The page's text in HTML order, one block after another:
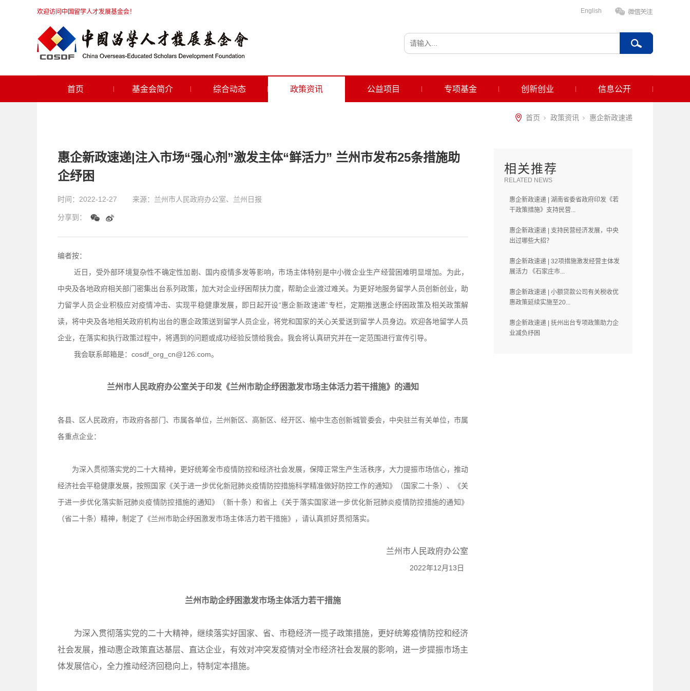
欢迎访问中国留学人才发展基金会！ English
首页 基金会简介 综合动态 政策资讯 公益项目 专项基金 创新创业 信息公开
首页 政策资讯 惠企新政速递
惠企新政速递|注入市场“强心剂”激发主体“鲜活力” 兰州市发布25条措施助
企纾困
时间： 2022-12-27 来源： 兰州市人民政府办公室、兰州日报
分享到：
编者按：
近日，受外部环境复杂性不确定性加剧、国内疫情多发等影响，市场主体特别是中小微企业生产经营困难明显增加。为此，
中央及各地政府相关部门密集出台系列政策，加大对企业纾困帮扶力度，帮助企业渡过难关。为更好地服务留学人员创新创业，助
力留学人员企业积极应对疫情冲击、实现平稳健康发展，即日起开设“惠企新政速递”专栏，定期推送惠企纾困政策及相关政策解
读，将中央及各地相关政府机构出台的惠企政策送到留学人员企业，将党和国家的关心关爱送到留学人员身边。欢迎各地留学人员
企业，在落实和执行政策过程中，将遇到的问题或成功经验反馈给我会。我会将认真研究并在一定范围进行宣传引导。
我会联系邮箱是：cosdf_org_cn@126.com。
兰州市人民政府办公室关于印发《兰州市助企纾困激发市场主体活力若干措施》的通知
各县、区人民政府，市政府各部门、市属各单位，兰州新区、高新区、经开区、榆中生态创新城管委会，中央驻兰有关单位，市属
各重点企业：
为深入贯彻落实党的二十大精神，更好统筹全市疫情防控和经济社会发展，保障正常生产生活秩序，大力提振市场信心，推动
经济社会平稳健康发展，按照国家《关于进一步优化新冠肺炎疫情防控措施科学精准做好防控工作的通知》（国家二十条）、《关
于进一步优化落实新冠肺炎疫情防控措施的通知》（新十条）和省上《关于落实国家进一步优化新冠肺炎疫情防控措施的通知》
（省二十条）精神，制定了《兰州市助企纾困激发市场主体活力若干措施》，请认真抓好贯彻落实。
兰州市人民政府办公室
2022年12月13日
兰州市助企纾困激发市场主体活力若干措施
为深入贯彻落实党的二十大精神，继续落实好国家、省、市稳经济一揽子政策措施，更好统筹疫情防控和经济
社会发展，推动惠企政策直达基层、直达企业，有效对冲突发疫情对全市经济社会发展的影响，进一步提振市场主
体发展信心，全力推动经济回稳向上，特制定本措施。
相关推荐
RELATED NEWS
惠企新政速递 | 湖南省委省政府印发《若
干政策措施》支持民营...
惠企新政速递 | 支持民营经济发展，中央
出过哪些大招？
惠企新政速递 | 32项措施激发经营主体发
展活力 《石家庄市...
惠企新政速递 | 小额贷款公司有关税收优
惠政策延续实施至20...
惠企新政速递 | 抚州出台专项政策助力企
业减负纾困